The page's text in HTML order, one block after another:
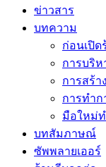
ข่าวสาร
บทความ
ก่อนเปิด
การบริ
การสร้า
การทำก
มือใหม่
บทสัมภาษณ์
ซัพพลายเออร์